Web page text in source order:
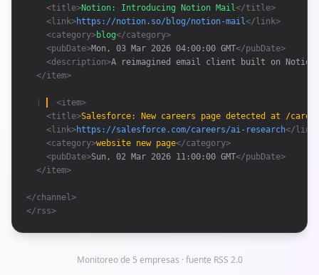
<title>Notion: Introducing Notion Mail</title>
<link>https://notion.so/blog/notion-mail</link>
<category>blog</category>
<pubDate>Mon, 03 Mar 2026 04:00:00 GMT</pubDate>
<description>A reimagined email client built on
</item>
❘
<item>
<title>Salesforce: New careers page detected at /
<link>https://salesforce.com/careers/ai-research</
<category>website new page</category>
<pubDate>Sun, 02 Mar 2026 11:00:00 GMT</pubDate>
</item>
</channel>
</rss>
Monitoreo de 5 empresas · fuente RSS 2.0